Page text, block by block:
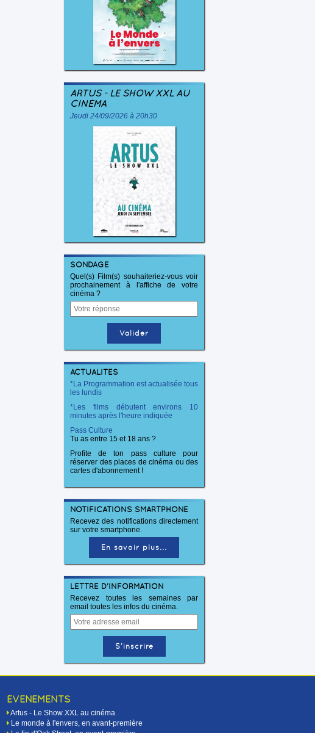
ARTUS - LE SHOW XXL AU
CINÉMA
Jeudi 24/09/2026 à 20h30
SONDAGE
Quel(s) Film(s) souhaiteriez-vous voir
prochainement à l'affiche de votre
cinéma ?
ACTUALITÉS
*La Programmation est actualisée tous
les lundis
*Les films débutent environs 10
minutes après l'heure indiquée
Pass Culture
Tu as entre 15 et 18 ans ?
Profite de ton pass culture pour
réserver des places de cinéma ou des
cartes d'abonnement !
NOTIFICATIONS SMARTPHONE
Recevez des notifications directement
sur votre smartphone.
En savoir plus...
LETTRE D'INFORMATION
Recevez toutes les semaines par
email toutes les infos du cinéma.
EVÉNEMENTS
Artus - Le Show XXL au cinéma
Le monde à l'envers, en avant-première